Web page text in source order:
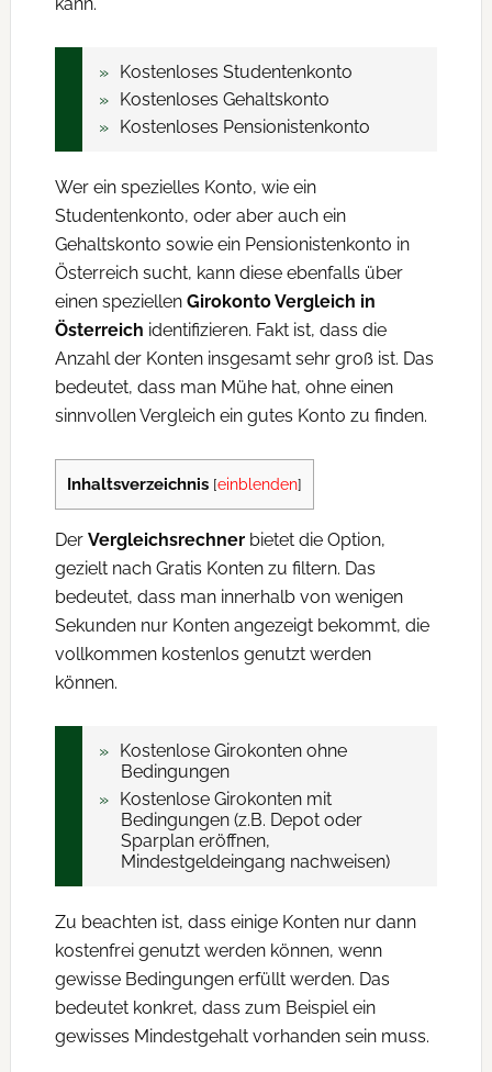
Kostenloses Studentenkonto
Kostenloses Gehaltskonto
Kostenloses Pensionistenkonto
Wer ein spezielles Konto, wie ein
Studentenkonto, oder aber auch ein
Gehaltskonto sowie ein Pensionistenkonto in
Österreich sucht, kann diese ebenfalls über
einen speziellen Girokonto Vergleich in
Österreich identifizieren. Fakt ist, dass die
Anzahl der Konten insgesamt sehr groß ist. Das
bedeutet, dass man Mühe hat, ohne einen
sinnvollen Vergleich ein gutes Konto zu finden.
Inhaltsverzeichnis [einblenden]
Der Vergleichsrechnerbietet die Option,
gezielt nach Gratis Konten zu filtern. Das
bedeutet, dass man innerhalb von wenigen
Sekunden nur Konten angezeigt bekommt, die
vollkommen kostenlos genutzt werden
können.
Kostenlose Girokonten ohne
Bedingungen
Kostenlose Girokonten mit
Bedingungen (z.B. Depot oder
Sparplan eröffnen,
Mindestgeldeingang nachweisen)
Zu beachten ist, dass einige Konten nur dann
kostenfrei genutzt werden können, wenn
gewisse Bedingungen erfüllt werden. Das
bedeutet konkret, dass zum Beispiel ein
gewisses Mindestgehalt vorhanden sein muss.